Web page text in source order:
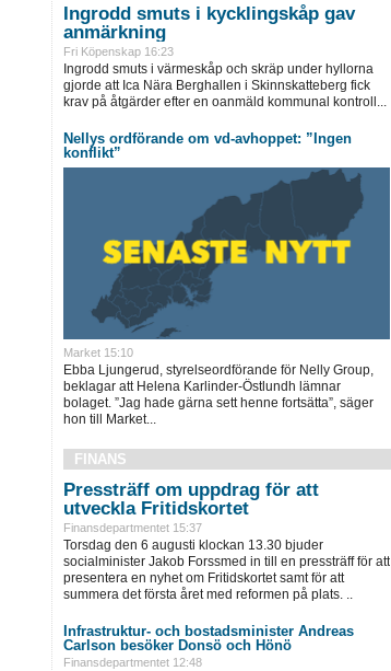
Ingrodd smuts i kycklingskåp gav
anmärkning
Fri Köpenskap 16:23
Ingrodd smuts i värmeskåp och skräp under hyllorna
gjorde att Ica Nära Berghallen i Skinnskatteberg fick
krav på åtgärder efter en oanmäld kommunal kontroll...
Nellys ordförande om vd-avhoppet: ”Ingen
konflikt”
Market 15:10
Ebba Ljungerud, styrelseordförande för Nelly Group,
beklagar att Helena Karlinder-Östlundh lämnar
bolaget. ”Jag hade gärna sett henne fortsätta”, säger
hon till Market...
FINANS
Pressträff om uppdrag för att
utveckla Fritidskortet
Finansdepartmentet 15:37
Torsdag den 6 augusti klockan 13.30 bjuder
socialminister Jakob Forssmed in till en pressträff för att
presentera en nyhet om Fritidskortet samt för att
summera det första året med reformen på plats. ..
Infrastruktur- och bostadsminister Andreas
Carlson besöker Donsö och Hönö
Finansdepartmentet 12:48